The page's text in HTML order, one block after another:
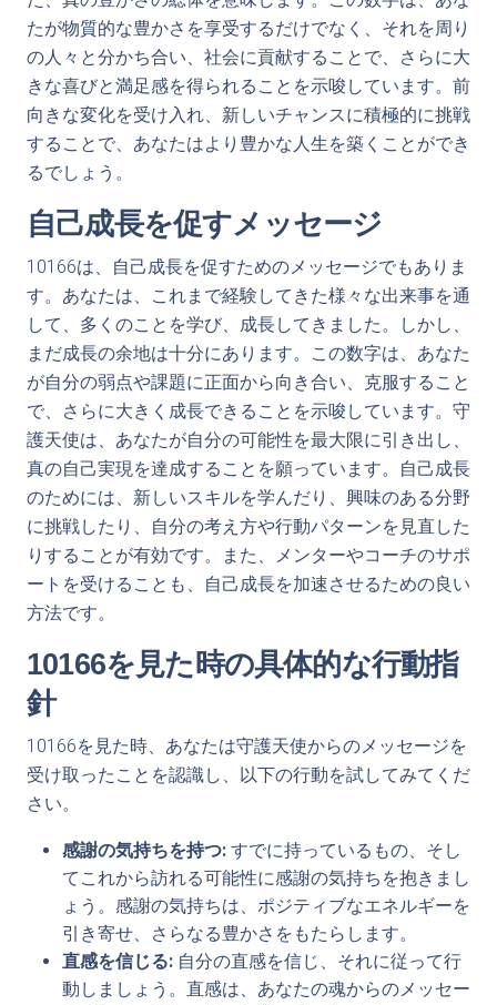
たが物質的な豊かさを享受するだけでなく、それを周り
の人々と分かち合い、社会に貢献することで、さらに大
きな喜びと満足感を得られることを示唆しています。前
向きな変化を受け入れ、新しいチャンスに積極的に挑戦
することで、あなたはより豊かな人生を築くことができ
るでしょう。
自己成長を促すメッセージ
10166は、自己成長を促すためのメッセージでもありま
す。あなたは、これまで経験してきた様々な出来事を通
して、多くのことを学び、成長してきました。しかし、
まだ成長の余地は十分にあります。この数字は、あなた
が自分の弱点や課題に正面から向き合い、克服すること
で、さらに大きく成長できることを示唆しています。守
護天使は、あなたが自分の可能性を最大限に引き出し、
真の自己実現を達成することを願っています。自己成長
のためには、新しいスキルを学んだり、興味のある分野
に挑戦したり、自分の考え方や行動パターンを見直した
りすることが有効です。また、メンターやコーチのサポ
ートを受けることも、自己成長を加速させるための良い
方法です。
10166を見た時の具体的な行動指
針
10166を見た時、あなたは守護天使からのメッセージを
受け取ったことを認識し、以下の行動を試してみてくだ
さい。
感謝の気持ちを持つ: すでに持っているもの、そし
てこれから訪れる可能性に感謝の気持ちを抱きまし
ょう。感謝の気持ちは、ポジティブなエネルギーを
引き寄せ、さらなる豊かさをもたらします。
直感を信じる: 自分の直感を信じ、それに従って行
動しましょう。直感は、あなたの魂からのメッセー